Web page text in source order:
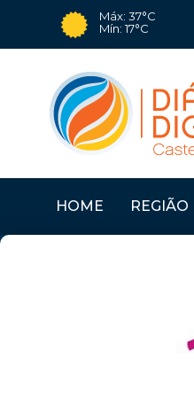
Máx: 37°C
Mín: 17°C
HOME REGIÃO